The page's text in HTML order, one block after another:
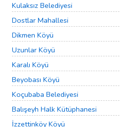
Kulaksız Belediyesi
Dostlar Mahallesi
Dikmen Köyü
Uzunlar Köyü
Karalı Köyü
Beyobası Köyü
Koçubaba Belediyesi
Balışeyh Halk Kütüphanesi
İzzettinköy Köyü